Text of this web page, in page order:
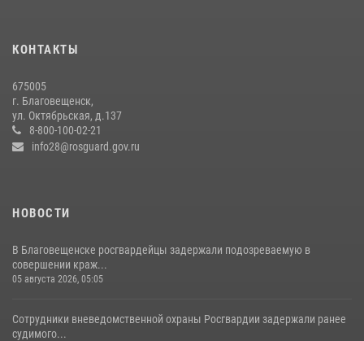
28 июля 2026, 02:00
моноярмарке
13 июля 2026, 03:27
КОНТАКТЫ
675005
г. Благовещенск,
ул. Октябрьская, д.137
8-800-100-02-21
info28@rosguard.gov.ru
НОВОСТИ
В Благовещенске росгвардейцы задержали подозреваемую в
совершении краж...
05 августа 2026, 05:05
Сотрудники вневедомственной охраны Росгвардии задержали ранее
судимого...